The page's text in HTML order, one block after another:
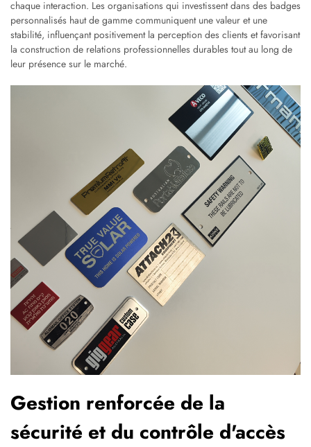
chaque interaction. Les organisations qui investissent dans des badges
personnalisés haut de gamme communiquent une valeur et une
stabilité, influençant positivement la perception des clients et favorisant
la construction de relations professionnelles durables tout au long de
leur présence sur le marché.
Gestion renforcée de la
sécurité et du contrôle d'accès